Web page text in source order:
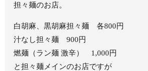
担々麺のお店。
白胡麻、黒胡麻担々麺 各800円
汁なし担々麺 900円
燃麺（ラン麺 激辛） 1,000円
と担々麺メインのお店ですが